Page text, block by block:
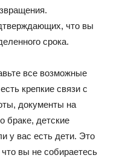
что вы
срока.
все возможные
крепкие связи с
документы на
браке, детские
у вас есть дети. Это
вы не собираетесь